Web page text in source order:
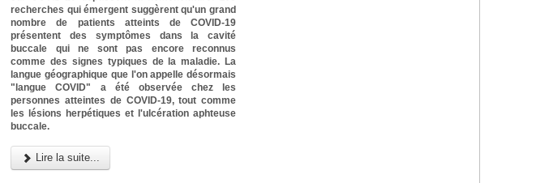
recherches qui émergent suggèrent qu'un grand
nombre de patients atteints de COVID-19
présentent des symptômes dans la cavité
buccale qui ne sont pas encore reconnus
comme des signes typiques de la maladie. La
langue géographique que l'on appelle désormais
"langue COVID" a été observée chez les
personnes atteintes de COVID-19, tout comme
les lésions herpétiques et l'ulcération aphteuse
buccale.
Lire la suite...